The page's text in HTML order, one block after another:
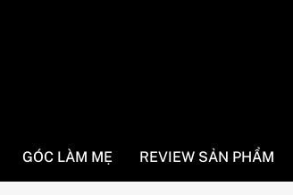
GÓC LÀM MẸ REVIEW SẢN PHẨM